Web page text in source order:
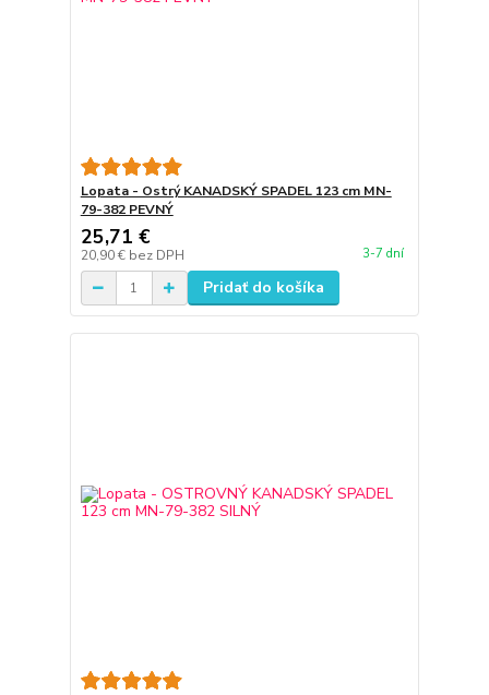
Lopata - Ostrý KANADSKÝ SPADEL 123 cm MN-
79-382 PEVNÝ
25,71 €
20,90 € bez DPH 3-7 dní
Pridať do košíka